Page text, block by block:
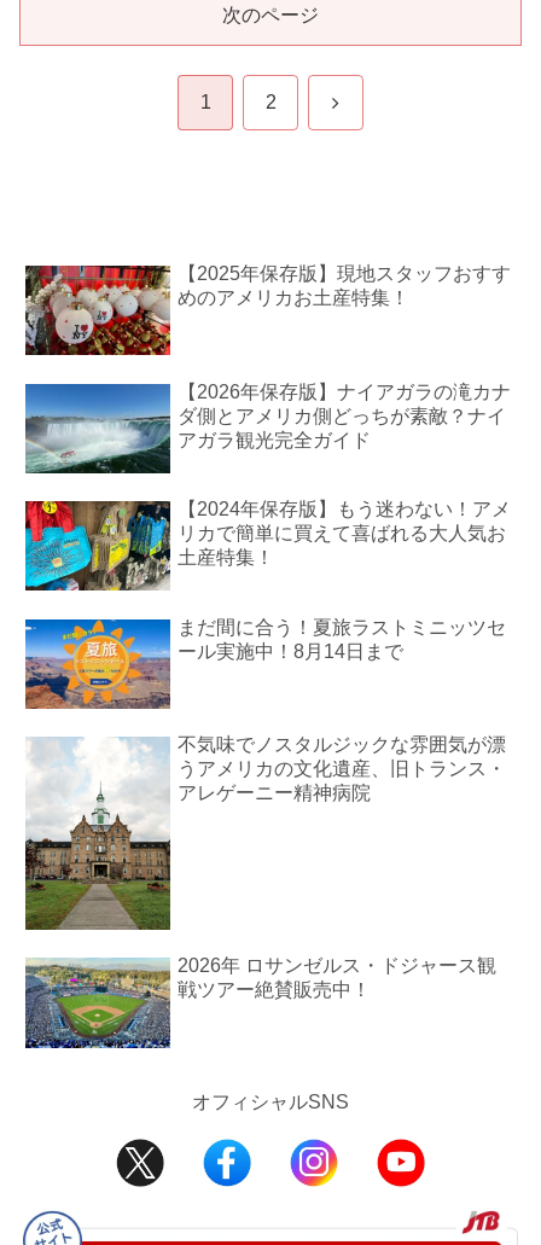
次のページ
1 2 次
【2025年保存版】現地スタッフおすす
めのアメリカお土産特集！
【2026年保存版】ナイアガラの滝カナ
ダ側とアメリカ側どっちが素敵？ナイ
アガラ観光完全ガイド
【2024年保存版】もう迷わない！アメ
リカで簡単に買えて喜ばれる大人気お
土産特集！
まだ間に合う！夏旅ラストミニッツセ
ール実施中！8月14日まで
不気味でノスタルジックな雰囲気が漂
うアメリカの文化遺産、旧トランス・
アレゲーニー精神病院
2026年 ロサンゼルス・ドジャース観
戦ツアー絶賛販売中！
オフィシャルSNS